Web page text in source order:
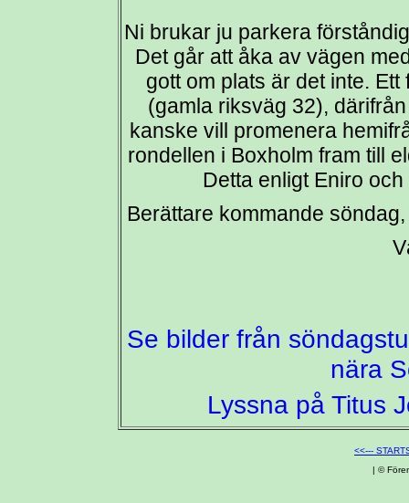
Ni brukar ju parkera
Det går att åka av vägen
gott om plats är det inte.
(gamla riksväg 32),
kanske vill promenera
rondellen i Boxholm fram till
Detta enligt Eniro
Berättare kommande
Se bilder från
nära
Lyssna på Titus
<<---
| ©